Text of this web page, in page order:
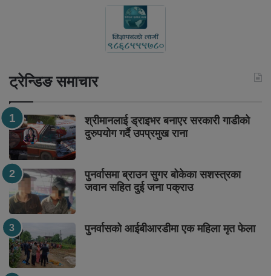
ट्रेन्डिङ समाचार
श्रीमानलाई ड्राइभर बनाएर सरकारी गाडीको
दुरुपयोग गर्दै उपप्रमुख राना
पुनर्वासमा ब्राउन सुगर बोकेका सशस्त्रका
जवान सहित दुई जना पक्राउ
पुनर्वासको आईबीआरडीमा एक महिला मृत फेला